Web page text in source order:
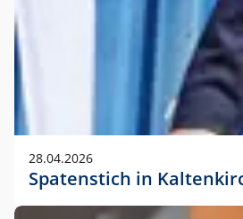
28.04.2026
Spatenstich in